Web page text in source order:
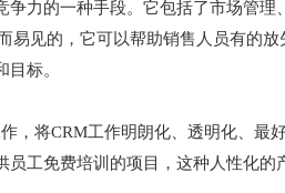
力的一种手段。它包括了市场管
易见的，它可以帮助销售人员有的
标。
，将CRM工作明朗化、透明化、最
工免费培训的项目，这种人性化